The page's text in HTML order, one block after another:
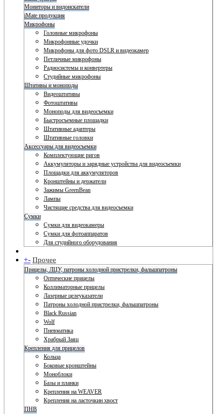
Мониторы и видоискатели
iMate продукция
Микрофоны
Головные микрофоны
Микрофонные удочки
Микрофоны для фото DSLR и видеокамер
Петличные микрофоны
Радиосистемы и конвертеры
Студийные микрофоны
Штативы и моноподы
Видеоштативы
Фотоштативы
Моноподы для видеосъемки
Быстросъемные площадки
Штативные адаптеры
Штативные головки
Аксессуары для видеосъемки
Комплектующие ригов
Аккумуляторы и зарядные устройства для видеосъемки
Площадки для аккумуляторов
Кронштейны и держатели
Зажимы GreenBean
Лампы
Чистящие средства для видеосъемки
Сумки
Сумки для видеокамеры
Сумки для фотоаппаратов
Для студийного оборудования
+- Прочее
Прицелы, ЛЦУ, патроны холодной пристрелки, фальшпатроны
Оптические прицелы
Коллиматорные прицелы
Лазерные целеуказатели
Патроны холодной пристрелки, фальшпатроны
Black Russian
Wolf
Пневматика
Храбрый Заяц
Крепления для прицелов
Кольца
Боковые кронштейны
Моноблоки
Базы и планки
Крепления на WEAVER
Крепления на ласточкин хвост
ПНВ